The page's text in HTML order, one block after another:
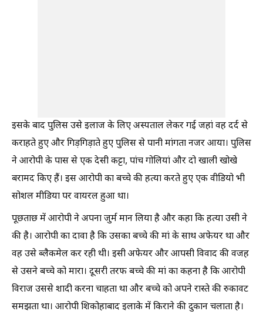
इसके बाद पुलिस उसे इलाज के लिए अस्पताल लेकर गई जहां वह दर्द से
कराहते हुए और गिड़गिड़ाते हुए पुलिस से पानी मांगता नजर आया। पुलिस
ने आरोपी के पास से एक देसी कट्टा, पांच गोलियां और दो खाली खोखे
बरामद किए हैं। इस आरोपी का बच्चे की हत्या करते हुए एक वीडियो भी
सोशल मीडिया पर वायरल हुआ था।
पूछताछ में आरोपी ने अपना जुर्म मान लिया है और कहा कि हत्या उसी ने
की है। आरोपी का दावा है कि उसका बच्चे की मां के साथ अफेयर था और
वह उसे ब्लैकमेल कर रही थी। इसी अफेयर और आपसी विवाद की वजह
से उसने बच्चे को मारा। दूसरी तरफ बच्चे की मां का कहना है कि आरोपी
विराज उससे शादी करना चाहता था और बच्चे को अपने रास्ते की रुकावट
समझता था। आरोपी शिकोहाबाद इलाके में किराने की दुकान चलाता है।